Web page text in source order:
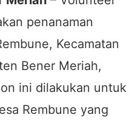
penanaman
Kecamatan
Bener Meriah,
ini dilakukan untuk
Rembune yang